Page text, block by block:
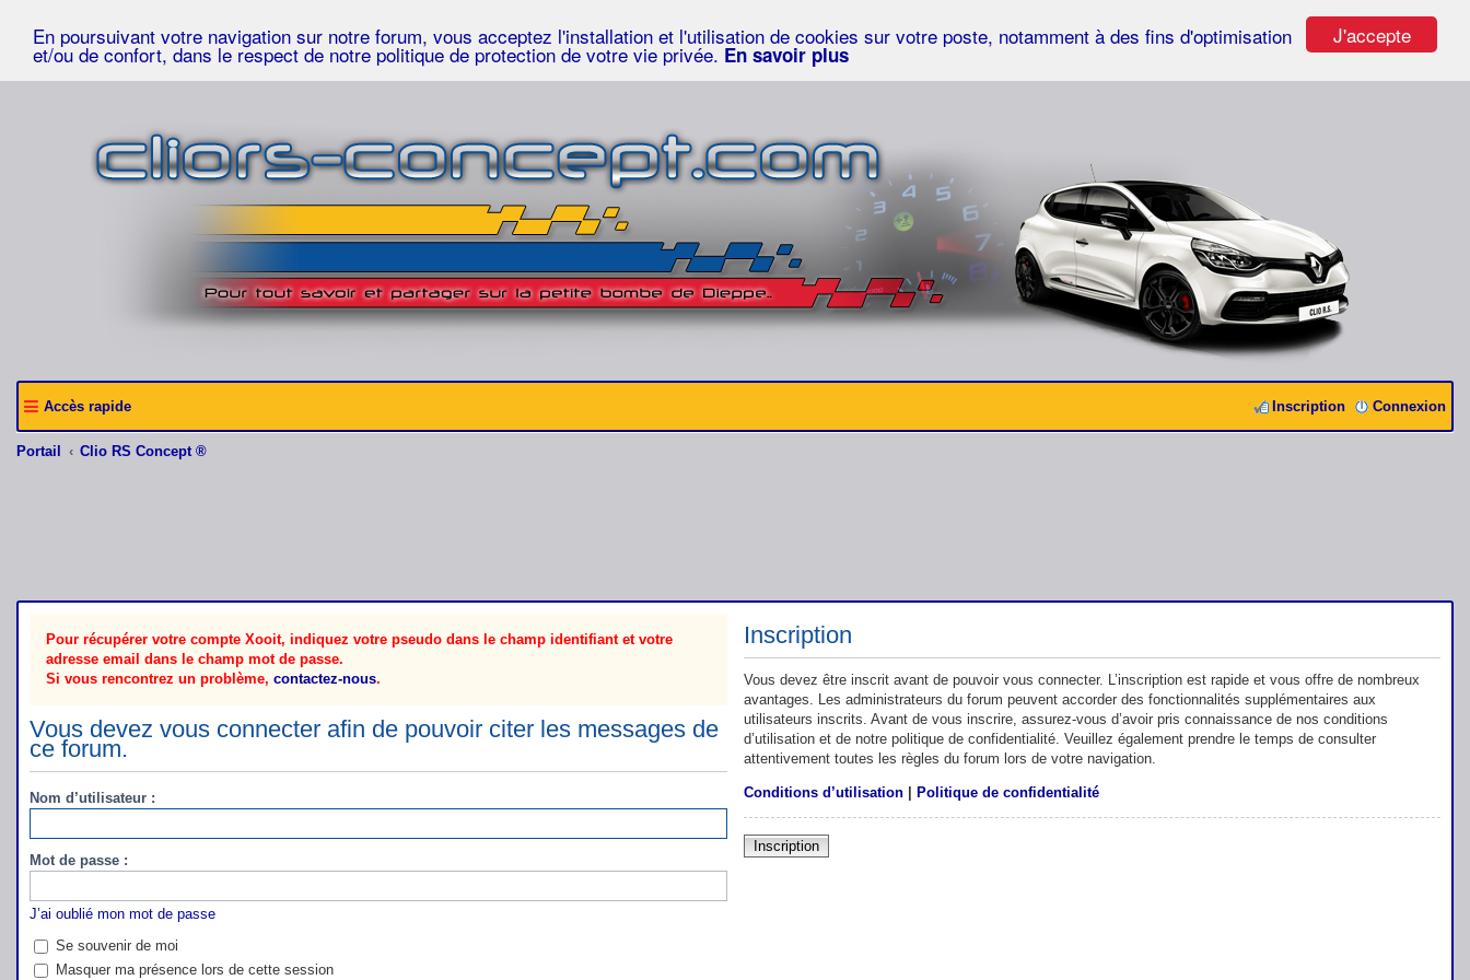
J'accepte
En poursuivant votre navigation sur notre forum, vous acceptez l'installation et l'utilisation de cookies sur votre poste, notamment à des fins d'optimisation
et/ou de confort, dans le respect de notre politique de protection de votre vie privée. En savoir plus
Accès rapide Connexion
Inscription
Portail Clio RS Concept ®
Pour récupérer votre compte Xooit, indiquez votre pseudo dans le champ identifiant et votre
adresse email dans le champ mot de passe.
Si vous rencontrez un problème, contactez-nous.
Vous devez vous connecter afin de pouvoir citer les messages de
ce forum.
Nom d’utilisateur :
Mot de passe :
J’ai oublié mon mot de passe
Se souvenir de moi
Masquer ma présence lors de cette session
Inscription
Vous devez être inscrit avant de pouvoir vous connecter. L’inscription est rapide et vous offre de nombreux
avantages. Les administrateurs du forum peuvent accorder des fonctionnalités supplémentaires aux
utilisateurs inscrits. Avant de vous inscrire, assurez-vous d’avoir pris connaissance de nos conditions
d’utilisation et de notre politique de confidentialité. Veuillez également prendre le temps de consulter
attentivement toutes les règles du forum lors de votre navigation.
Conditions d’utilisation| Politique de confidentialité
Inscription